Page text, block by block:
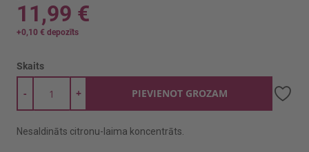
11,99 €
+0,10 € depozīts
Skaits
+
- PIEVIENOT GROZAM
Nesaldināts citronu-laima koncentrāts.